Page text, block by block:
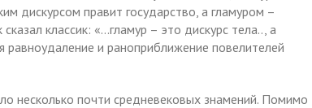
дискурсом правит государство, а гламуром –
классик: «…гламур – это дискурс тела.., а
равноудаление и раноприближение повелителей
несколько почти средневековых знамений. Помимо